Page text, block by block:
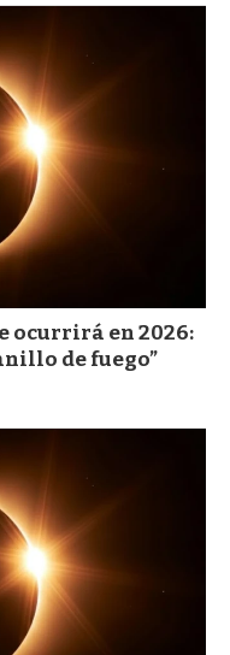
ocurrirá en 2026:
de fuego”